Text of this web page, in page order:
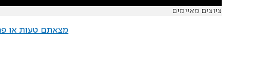
ציוצים מאיימים
מצאתם טעות או